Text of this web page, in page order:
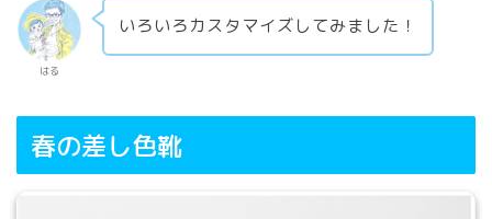
はる
いろいろカスタマイズしてみました！
春の差し色靴